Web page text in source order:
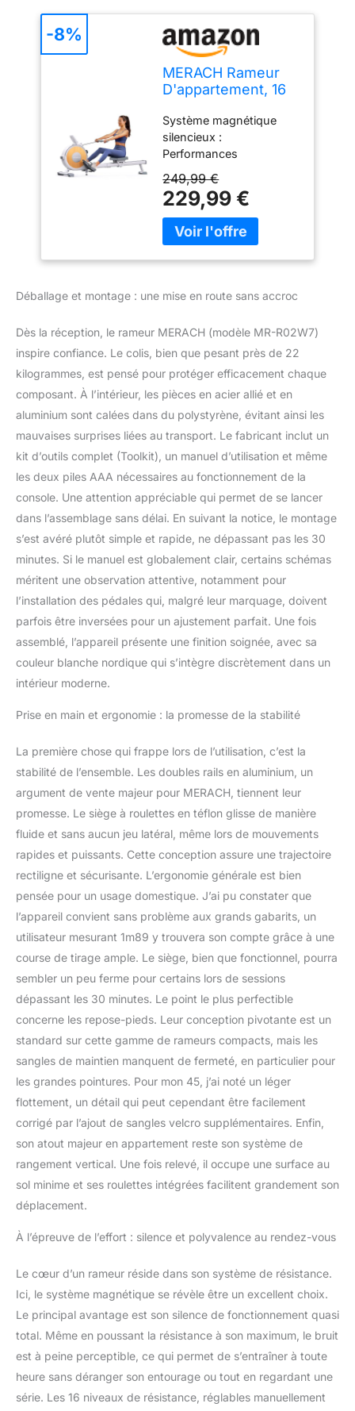
MERACH Rameur
D'appartement, 16
résistance, rameur
Silencieux à
résistance
magnétique,
Conception à
Double Piste
améliorée pour Une
stabilité Accrue,
Assemblage Facile
Système magnétique
silencieux :
Performances
entraînement silencieux.
Avec un volant d'inertie
de 5,5 kg et une
résistance allant jusqu'à
rameur quasi silencieuse.
maison à tout moment
sans déranger votre
famille et vos voisins.
Stabilité améliorée du
double rail : La
conception stable et
confortable du double
rail est plus stable et
durable que les
conventionnels et offre
une capacité de charge
allant jusqu'à 158 kg. Le
rail de 165 cm de long
convient aux utilisateurs
mesurant moins de 1,90
m, offrant plus de
confort et de sécurité.
Brûlage efficace des
votre condition physique
% de vos groupes
quantité importante de
calories en seulement 20
minutes, soit l'équivalent
d'une heure de jogging.
Tonifiez efficacement
votre corps et renforcez
tous vos groupes
musculaires. 16 niveaux
toute la famille. Avec 16
niveaux de résistance,
vous trouverez le réglage
idéal, que vous soyez
expérimenté. Les niveaux
1 à 8 sont
particulièrement adaptés
aux femmes, tandis que
les niveaux 9 à 16 offrent
un défi plus intense aux
hommes. APP exclusive
MERACH Smart :
Personnalisez votre
entraînement et
connectez-vous à
l'application MERACH via
Bluetooth pour suivre
progression et votre
calories en temps réel.
Plus de 1 000 cours et
garantissent un
entraînement stimulant
et varié.
249,99 €
229,99 €
-8%
Déballage et montage : une mise en route sans accroc
Dès la réception, le rameur MERACH (modèle MR-R02W7)
inspire confiance. Le colis, bien que pesant près de 22
kilogrammes, est pensé pour protéger efficacement chaque
composant. À l’intérieur, les pièces en acier allié et en
aluminium sont calées dans du polystyrène, évitant ainsi les
mauvaises surprises liées au transport. Le fabricant inclut un
kit d’outils complet (Toolkit), un manuel d’utilisation et même
les deux piles AAA nécessaires au fonctionnement de la
console. Une attention appréciable qui permet de se lancer
dans l’assemblage sans délai. En suivant la notice, le montage
s’est avéré plutôt simple et rapide, ne dépassant pas les 30
minutes. Si le manuel est globalement clair, certains schémas
méritent une observation attentive, notamment pour
l’installation des pédales qui, malgré leur marquage, doivent
parfois être inversées pour un ajustement parfait. Une fois
assemblé, l’appareil présente une finition soignée, avec sa
couleur blanche nordique qui s’intègre discrètement dans un
intérieur moderne.
Prise en main et ergonomie : la promesse de la stabilité
La première chose qui frappe lors de l’utilisation, c’est la
stabilité de l’ensemble. Les doubles rails en aluminium, un
argument de vente majeur pour MERACH, tiennent leur
promesse. Le siège à roulettes en téflon glisse de manière
fluide et sans aucun jeu latéral, même lors de mouvements
rapides et puissants. Cette conception assure une trajectoire
rectiligne et sécurisante. L’ergonomie générale est bien
pensée pour un usage domestique. J’ai pu constater que
l’appareil convient sans problème aux grands gabarits, un
utilisateur mesurant 1m89 y trouvera son compte grâce à une
course de tirage ample. Le siège, bien que fonctionnel, pourra
sembler un peu ferme pour certains lors de sessions
dépassant les 30 minutes. Le point le plus perfectible
concerne les repose-pieds. Leur conception pivotante est un
standard sur cette gamme de rameurs compacts, mais les
sangles de maintien manquent de fermeté, en particulier pour
les grandes pointures. Pour mon 45, j’ai noté un léger
flottement, un détail qui peut cependant être facilement
corrigé par l’ajout de sangles velcro supplémentaires. Enfin,
son atout majeur en appartement reste son système de
rangement vertical. Une fois relevé, il occupe une surface au
sol minime et ses roulettes intégrées facilitent grandement son
déplacement.
À l’épreuve de l’effort : silence et polyvalence au rendez-vous
Le cœur d’un rameur réside dans son système de résistance.
Ici, le système magnétique se révèle être un excellent choix.
Le principal avantage est son silence de fonctionnement quasi
total. Même en poussant la résistance à son maximum, le bruit
est à peine perceptible, ce qui permet de s’entraîner à toute
heure sans déranger son entourage ou tout en regardant une
série. Les 16 niveaux de résistance, réglables manuellement